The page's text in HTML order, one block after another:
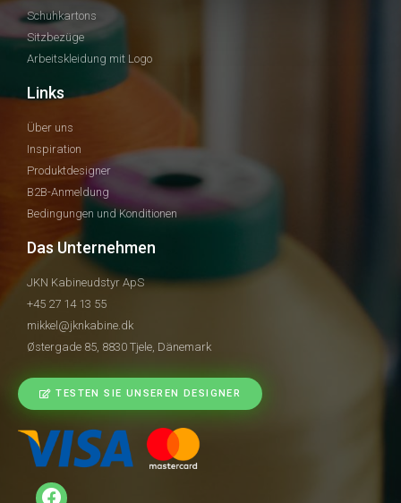
Schuhkartons
Sitzbezüge
Arbeitskleidung mit Logo
Links
Über uns
Inspiration
Produktdesigner
B2B-Anmeldung
Bedingungen und Konditionen
Das Unternehmen
JKN Kabineudstyr ApS
+45 27 14 13 55
mikkel@jknkabine.dk
Østergade 85, 8830 Tjele, Dänemark
TESTEN SIE UNSEREN DESIGNER